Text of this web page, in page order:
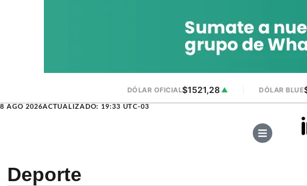
DÓLAR OFICIAL$1521,28 ▲ DÓLAR BLUE
8 AGO 2026ACTUALIZADO: 19:33 UTC-03
Deporte